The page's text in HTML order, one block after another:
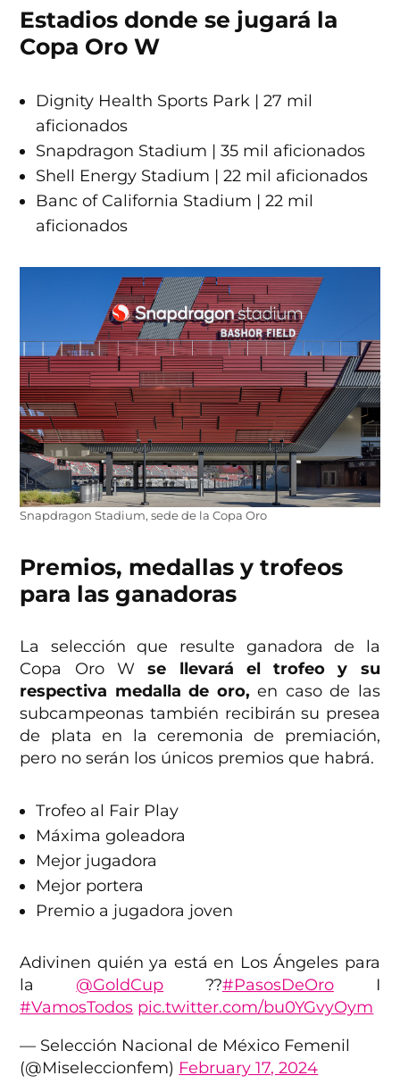
Estadios donde se jugará la
Copa Oro W
Dignity Health Sports Park | 27 mil
aficionados
Snapdragon Stadium | 35 mil aficionados
Shell Energy Stadium | 22 mil aficionados
Banc of California Stadium | 22 mil
aficionados
Snapdragon Stadium, sede de la Copa Oro
Premios, medallas y trofeos
para las ganadoras
La selección que resulte ganadora de la
Copa Oro Wse llevará el trofeo y su
respectiva medalla de oro,en caso de las
subcampeonas también recibirán su presea
de plata en la ceremonia de premiación,
pero no serán los únicos premios que habrá.
Trofeo al Fair Play
Máxima goleadora
Mejor jugadora
Mejor portera
Premio a jugadora joven
Adivinen quién ya está en Los Ángeles para
la @GoldCup ??#PasosDeOroI
#VamosTodos pic.twitter.com/bu0YGvyOym
— Selección Nacional de México Femenil
(@Miseleccionfem) February 17, 2024